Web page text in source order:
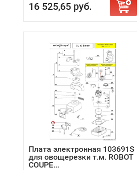
16 525,65 руб.
Плата электронная 103691S
для овощерезки т.м. ROBOT
COUPE...